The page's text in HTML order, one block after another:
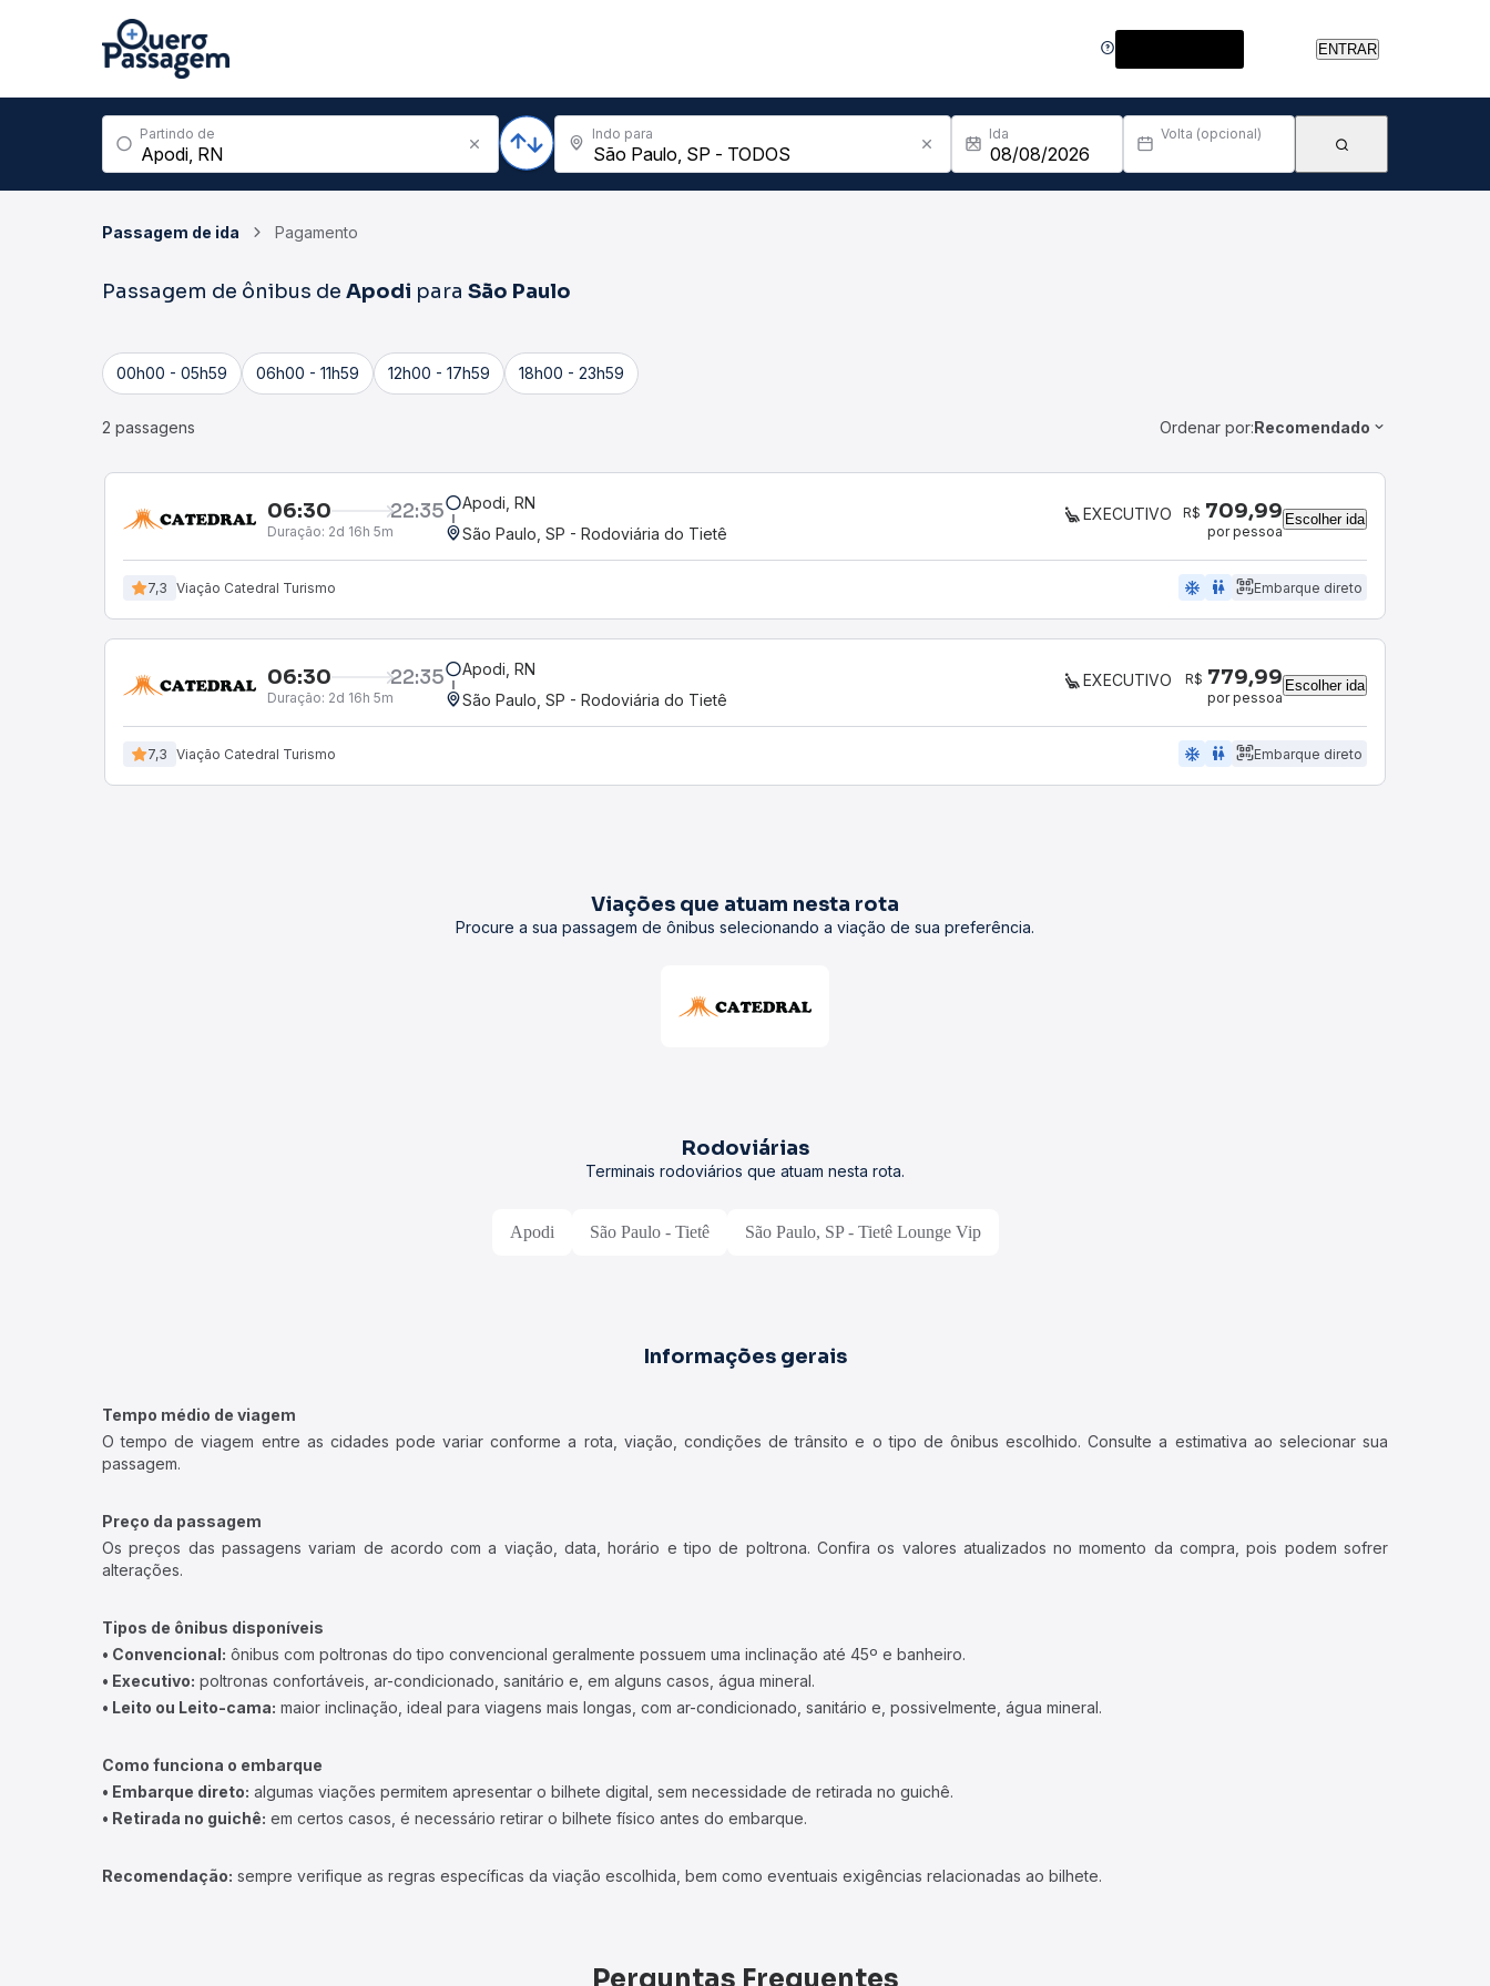
ENTRAR
Partindo de Indo para Ida Volta (opcional)
Passagem de ida Pagamento
Passagem de ônibus de Apodi para São Paulo
00h00 - 05h59 06h00 - 11h59 12h00 - 17h59 18h00 - 23h59
2 passagens Ordenar por:Recomendado
06:30 22:35
Duração: 2d 16h 5m
Apodi, RN
São Paulo, SP - Rodoviária do Tietê
EXECUTIVO R$ 709,99
por pessoa
Escolher ida
7,3 Viação Catedral Turismo ac_unit wc Embarque direto
06:30 22:35
Duração: 2d 16h 5m
Apodi, RN
São Paulo, SP - Rodoviária do Tietê
EXECUTIVO R$ 779,99
por pessoa
Escolher ida
7,3 Viação Catedral Turismo ac_unit wc Embarque direto
Viações que atuam nesta rota
Procure a sua passagem de ônibus selecionando a viação de sua preferência.
Rodoviárias
Terminais rodoviários que atuam nesta rota.
Apodi São Paulo - Tietê São Paulo, SP - Tietê Lounge Vip
Informações gerais
Tempo médio de viagem
O tempo de viagem entre as cidades pode variar conforme a rota, viação, condições de trânsito e o tipo de ônibus escolhido. Consulte a estimativa ao selecionar sua
passagem.
Preço da passagem
Os preços das passagens variam de acordo com a viação, data, horário e tipo de poltrona. Confira os valores atualizados no momento da compra, pois podem sofrer
alterações.
Tipos de ônibus disponíveis
• Convencional: ônibus com poltronas do tipo convencional geralmente possuem uma inclinação até 45º e banheiro.
• Executivo: poltronas confortáveis, ar-condicionado, sanitário e, em alguns casos, água mineral.
• Leito ou Leito-cama: maior inclinação, ideal para viagens mais longas, com ar-condicionado, sanitário e, possivelmente, água mineral.
Como funciona o embarque
• Embarque direto: algumas viações permitem apresentar o bilhete digital, sem necessidade de retirada no guichê.
• Retirada no guichê: em certos casos, é necessário retirar o bilhete físico antes do embarque.
Recomendação: sempre verifique as regras específicas da viação escolhida, bem como eventuais exigências relacionadas ao bilhete.
Perguntas Frequentes